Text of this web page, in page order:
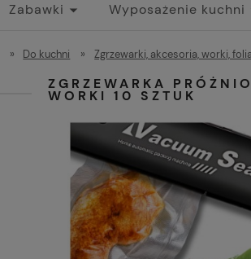
Zabawki Wyposażenie kuchni
» Do kuchni » Zgrzewarki, akcesoria, worki,
ZGRZEWARKA
WORKI 10 SZTUK